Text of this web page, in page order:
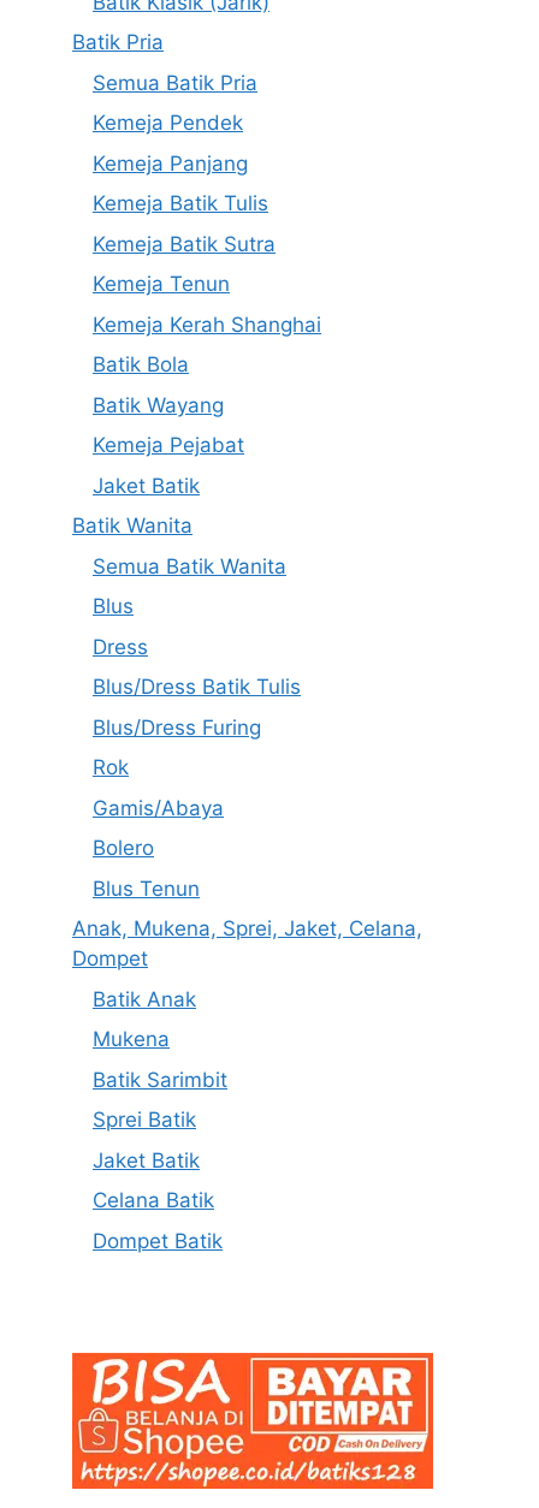
Batik Pria
Semua Batik Pria
Kemeja Pendek
Kemeja Panjang
Kemeja Batik Tulis
Kemeja Batik Sutra
Kemeja Tenun
Kemeja Kerah Shanghai
Batik Bola
Batik Wayang
Kemeja Pejabat
Jaket Batik
Batik Wanita
Semua Batik Wanita
Blus
Dress
Blus/Dress Batik Tulis
Blus/Dress Furing
Rok
Gamis/Abaya
Bolero
Blus Tenun
Anak, Mukena, Sprei, Jaket, Celana,
Dompet
Batik Anak
Mukena
Batik Sarimbit
Sprei Batik
Jaket Batik
Celana Batik
Dompet Batik